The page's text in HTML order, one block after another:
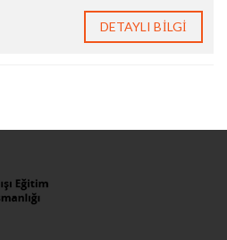
DETAYLI BILGI